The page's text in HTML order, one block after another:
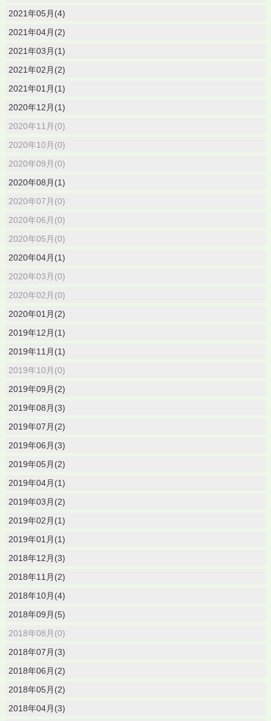
2021年05月(4)
2021年04月(2)
2021年03月(1)
2021年02月(2)
2021年01月(1)
2020年12月(1)
2020年11月(0)
2020年10月(0)
2020年09月(0)
2020年08月(1)
2020年07月(0)
2020年06月(0)
2020年05月(0)
2020年04月(1)
2020年03月(0)
2020年02月(0)
2020年01月(2)
2019年12月(1)
2019年11月(1)
2019年10月(0)
2019年09月(2)
2019年08月(3)
2019年07月(2)
2019年06月(3)
2019年05月(2)
2019年04月(1)
2019年03月(2)
2019年02月(1)
2019年01月(1)
2018年12月(3)
2018年11月(2)
2018年10月(4)
2018年09月(5)
2018年08月(0)
2018年07月(3)
2018年06月(2)
2018年05月(2)
2018年04月(3)